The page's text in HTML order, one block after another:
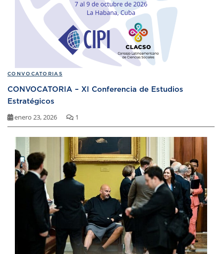
CONVOCATORIAS
CONVOCATORIA – XI Conferencia de Estudios
Estratégicos
enero 23, 2026 1